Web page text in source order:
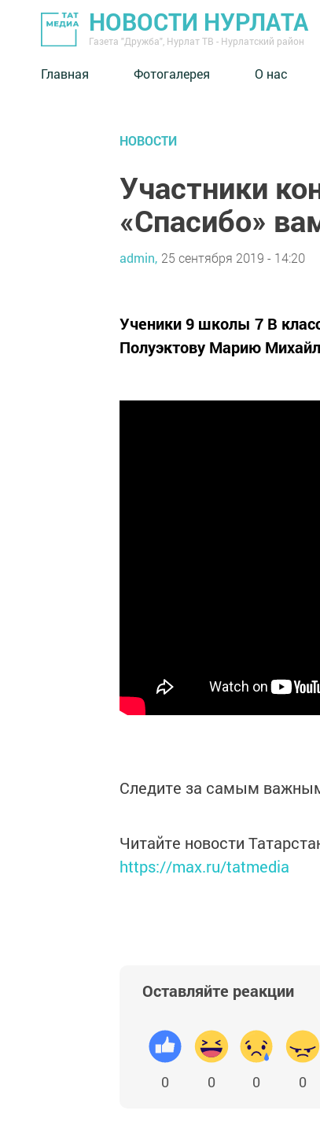
НОВОСТИ НУРЛАТА
Газета "Дружба", Нурлат ТВ - Нурлатский район
Главная Фотогалерея О нас
НОВОСТИ
Участники
«Спасибо»
admin, 25 сентября 2019 - 14:20
Ученики 9 школы 7 В
Полуэктову Марию
Следите за самым
Читайте новости
https://max.ru/tatmedia
Оставляйте реакции
0 0 0 0